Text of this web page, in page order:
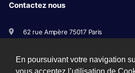
En poursuivant votre navigation
Contactez nous
62 rue Ampère 75017 Paris
+33(0)1 56 79 11 00